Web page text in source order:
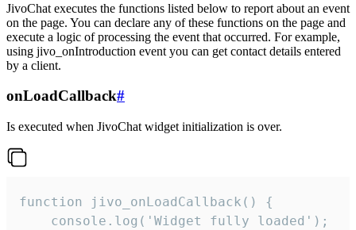
JivoChat executes the functions listed below to report about an event
on the page. You can declare any of these functions on the page and
execute a logic of processing the event that occurred. For example,
using jivo_onIntroduction event you can get contact details entered
by a client.
onLoadCallback#
Is executed when JivoChat widget initialization is over.
function jivo_onLoadCallback() {
    console.log('Widget fully loaded');